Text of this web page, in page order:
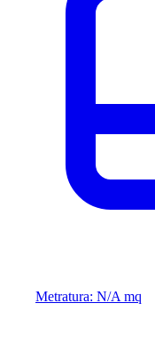
Metratura: N/A mq